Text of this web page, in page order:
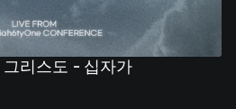
리스도 - 십자가